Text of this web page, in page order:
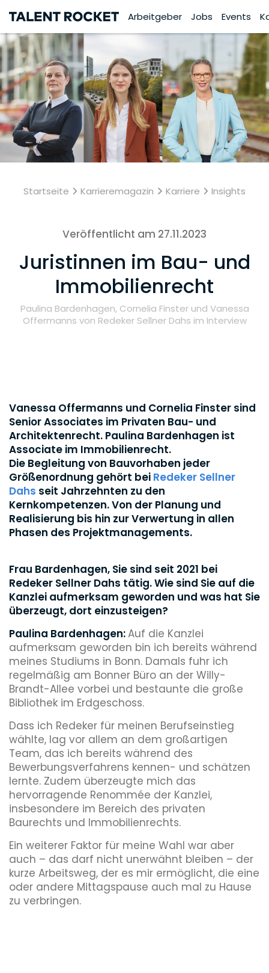
Arbeitgeber Jobs Events
Startseite Karrieremagazin Karriere Insights
Veröffentlicht am 27.11.2023
Juristinnen im Bau- und
Immobilienrecht
Paulina Bardenhagen, Cornelia Finster und Vanessa
Offermanns von Redeker Sellner Dahs im Interview
Vanessa Offermanns und Cornelia Finster sind
Senior Associates im Privaten Bau- und
Architektenrecht. Paulina Bardenhagen ist
Associate im Immobilienrecht.
Die Begleitung von Bauvorhaben jeder
Größenordnung gehört bei Redeker Sellner
Dahs seit Jahrzehnten zu den
Kernkompetenzen. Von der Planung und
Realisierung bis hin zur Verwertung in allen
Phasen des Projektmanagements.
Frau Bardenhagen, Sie sind seit 2021 bei
Redeker Sellner Dahs tätig. Wie sind Sie auf die
Kanzlei aufmerksam geworden und was hat Sie
überzeugt, dort einzusteigen?
Paulina Bardenhagen:Auf die Kanzlei
aufmerksam geworden bin ich bereits während
meines Studiums in Bonn. Damals fuhr ich
regelmäßig am Bonner Büro an der Willy-
Brandt-Allee vorbei und bestaunte die große
Bibliothek im Erdgeschoss.
Dass ich Redeker für meinen Berufseinstieg
wählte, lag vor allem an dem großartigen
Team, das ich bereits während des
Bewerbungsverfahrens kennen- und schätzen
lernte. Zudem überzeugte mich das
hervorragende Renommée der Kanzlei,
insbesondere im Bereich des privaten
Baurechts und Immobilienrechts.
Ein weiterer Faktor für meine Wahl war aber
auch – das darf nicht unerwähnt bleiben – der
kurze Arbeitsweg, der es mir ermöglicht, die eine
oder andere Mittagspause auch mal zu Hause
zu verbringen.